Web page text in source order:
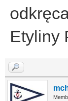
Etyliny